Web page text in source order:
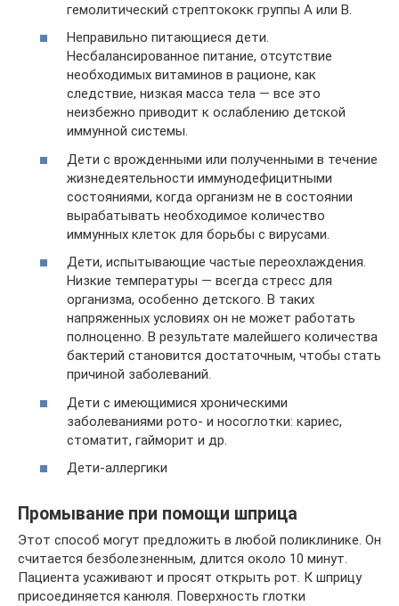
гемолитический стрептококк группы A или В.
Неправильно питающиеся дети.
Несбалансированное питание, отсутствие
необходимых витаминов в рационе, как
следствие, низкая масса тела — все это
неизбежно приводит к ослаблению детской
иммунной системы.
Дети с врожденными или полученными в течение
жизнедеятельности иммунодефицитными
состояниями, когда организм не в состоянии
вырабатывать необходимое количество
иммунных клеток для борьбы с вирусами.
Дети, испытывающие частые переохлаждения.
Низкие температуры — всегда стресс для
организма, особенно детского. В таких
напряженных условиях он не может работать
полноценно. В результате малейшего количества
бактерий становится достаточным, чтобы стать
причиной заболеваний.
Дети с имеющимися хроническими
заболеваниями рото- и носоглотки: кариес,
стоматит, гайморит и др.
Дети-аллергики
Промывание при помощи шприца
Этот способ могут предложить в любой поликлинике. Он
считается безболезненным, длится около 10 минут.
Пациента усаживают и просят открыть рот. К шприцу
присоединяется канюля. Поверхность глотки